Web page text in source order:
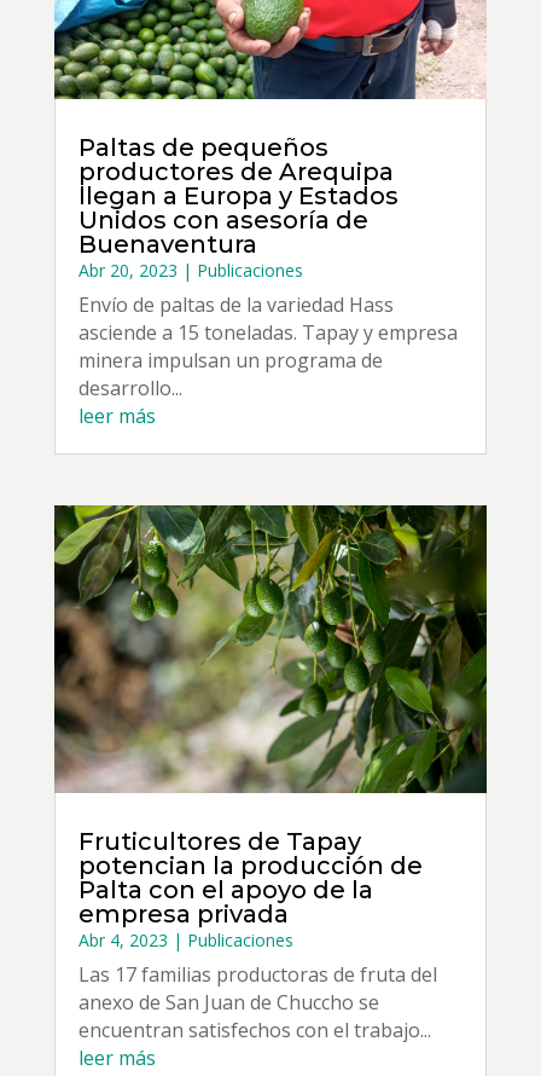
Paltas de pequeños
productores de Arequipa
llegan a Europa y Estados
Unidos con asesoría de
Buenaventura
Abr 20, 2023 | Publicaciones
Envío de paltas de la variedad Hass
asciende a 15 toneladas. Tapay y empresa
minera impulsan un programa de
desarrollo...
leer más
Fruticultores de Tapay
potencian la producción de
Palta con el apoyo de la
empresa privada
Abr 4, 2023 | Publicaciones
Las 17 familias productoras de fruta del
anexo de San Juan de Chuccho se
encuentran satisfechos con el trabajo...
leer más